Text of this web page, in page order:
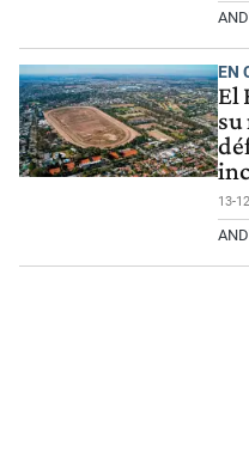
EN
El
su
13-